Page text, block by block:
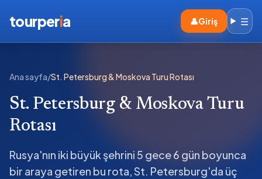
tourperia 👤Giriş ☰
Ana sayfa/St. Petersburg & Moskova Turu Rotası
St. Petersburg & Moskova Turu
Rotası
Rusya'nın iki büyük şehrini 5 gece 6 gün boyunca
bir araya getiren bu rota, St. Petersburg'da üç